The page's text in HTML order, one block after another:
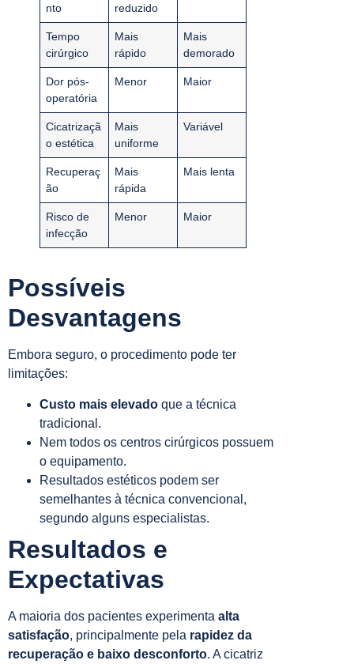
nto
reduzido
Tempo
cirúrgico
Mais
rápido
Mais
demorado
Dor pós-
operatória
Menor Maior
Cicatrizaçã
o estética
Mais
uniforme
Variável
Recuperaç
ão
Mais
rápida
Mais lenta
Risco de
infecção
Menor Maior
Possíveis
Desvantagens
Embora seguro, o procedimento pode ter
limitações:
Custo mais elevado que a técnica
tradicional.
Nem todos os centros cirúrgicos possuem
o equipamento.
Resultados estéticos podem ser
semelhantes à técnica convencional,
segundo alguns especialistas.
Resultados e
Expectativas
A maioria dos pacientes experimenta alta
satisfação, principalmente pela rapidez da
recuperação e baixo desconforto. A cicatriz